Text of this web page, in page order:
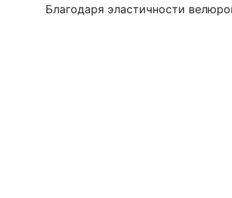
Благодаря эластичности